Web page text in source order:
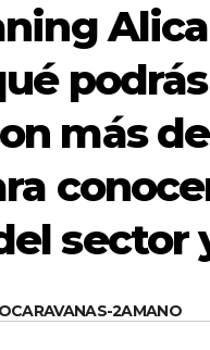
más
sector
2AMANO